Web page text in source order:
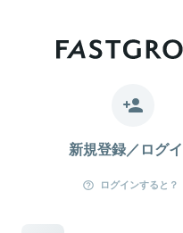
新規登録／ログ
ログインすると？